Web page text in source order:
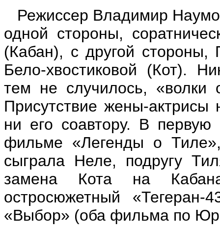
Режиссер Владимир
одной стороны,
(Кабан), с другой
Бело-хвостиковой (Кот).
тем не случилось,
Присутствие жены-
ни его соавтору. В
фильме «Легенды о
сыграла Неле, подругу
замена Кота на
остросюжетный
«Выбор» (оба фильма по